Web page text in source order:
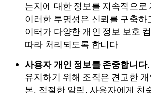
는지에 대한 정보를 지속적으로
이러한 투명성은 신뢰를 구축하
이터가 다양한 개인 정보 보호
따라 처리되도록 합니다.
사용자 개인 정보를 존중합니다
유지하기 위해 조직은 견고한
본, 적절한 알림, 사용자에게 친